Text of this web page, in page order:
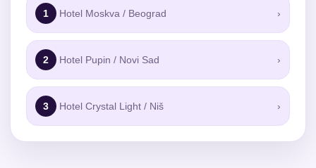
1 Hotel Moskva / Beograd ›
2 Hotel Pupin / Novi Sad ›
3 Hotel Crystal Light / Niš ›